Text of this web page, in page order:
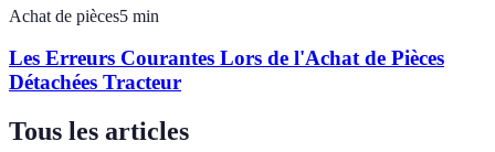
Achat de pièces5 min
Les Erreurs Courantes Lors de l'Achat de Pièces
Détachées Tracteur
Tous les articles